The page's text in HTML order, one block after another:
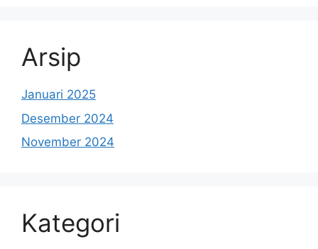
Arsip
Januari 2025
Desember 2024
November 2024
Kategori